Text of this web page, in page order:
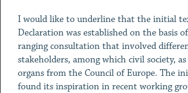
I would like to underline that the initial
Declaration was established on the basis
ranging consultation that involved
stakeholders, among which civil society,
organs from the Council of Europe. The
found its inspiration in recent working